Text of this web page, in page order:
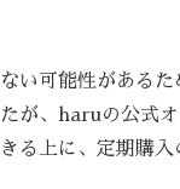
い可能性がある
が、haruの公式
る上に、定期購入